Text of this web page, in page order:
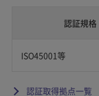
認証規格
ISO45001等
認証取得拠点一覧